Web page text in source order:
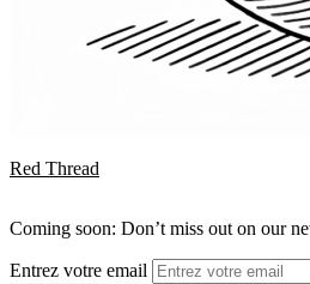
Red Thread
Coming soon: Don’t miss out on our
Entrez votre email